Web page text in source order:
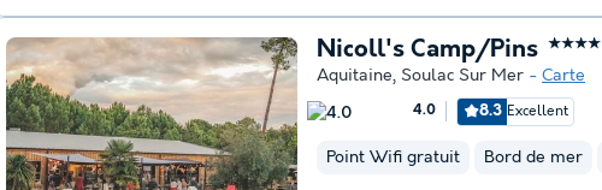
Nicoll's Camp/Pins ★★★★
Aquitaine, Soulac Sur Mer Carte
4.0 8.3 Excellent
Point Wifi gratuit Bord de mer